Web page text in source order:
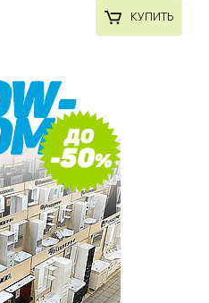
КУПИТЬ